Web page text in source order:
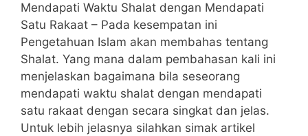
Mendapati Waktu Shalat dengan Mendapati
Satu Rakaat – Pada kesempatan ini
Pengetahuan Islam akan membahas tentang
Shalat. Yang mana dalam pembahasan kali ini
menjelaskan bagaimana bila seseorang
mendapati waktu shalat dengan mendapati
satu rakaat dengan secara singkat dan jelas.
Untuk lebih jelasnya silahkan simak artikel